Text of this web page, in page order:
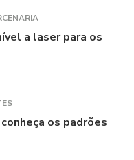
a laser para os
os padrões